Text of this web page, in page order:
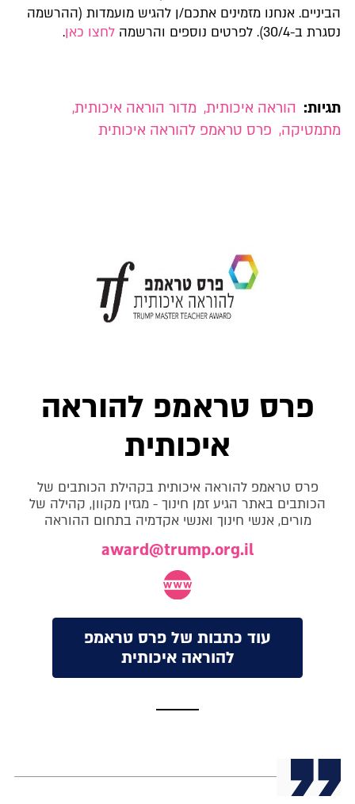
הביניים. אנחנו מזמינים אתכם/ן להגיש מועמדות (ההרשמה
נסגרת ב-30/4). לפרטים נוספים והרשמה
לחצו כאן.
תגיות: הוראה איכותית, מדור הוראה איכותית,
מתמטיקה, פרס טראמפ להוראה איכותית
פרס טראמפ להוראה
איכותית
פרס טראמפ להוראה איכותית בקהילת הכותבים של
הכותבים באתר הגיע זמן חינוך - מגזין מקוון, קהילה של
מורים, אנשי חינוך ואנשי אקדמיה בתחום ההוראה
award@trump.org.il
עוד כתבות של פרס טראמפ
להוראה איכותית